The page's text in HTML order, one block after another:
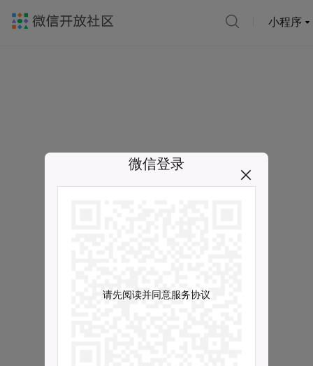
小程序
微信登录
请先阅读并同意服务协议